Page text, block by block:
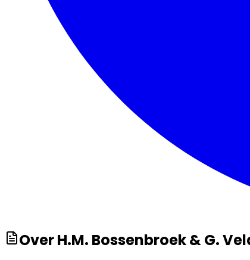
OverH.M. Bossenbroek & G.